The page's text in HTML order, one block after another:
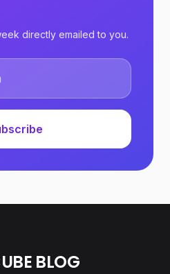
directly emailed to you.
BLOG